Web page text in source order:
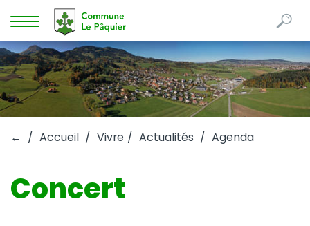
Mots
clés
Afficher
la
navigation
← Accueil Vivre Actualités Agenda
Concert